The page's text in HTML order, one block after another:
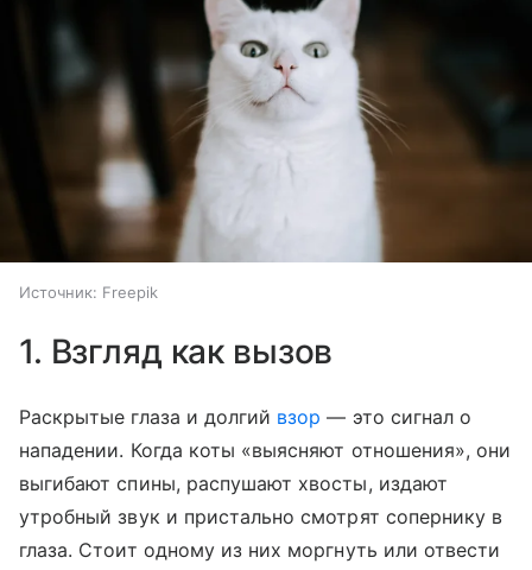
Источник: Freepik
1. Взгляд как вызов
Раскрытые глаза и долгий взор — это сигнал о
нападении. Когда коты «выясняют отношения», они
выгибают спины, распушают хвосты, издают
утробный звук и пристально смотрят сопернику в
глаза. Стоит одному из них моргнуть или отвести